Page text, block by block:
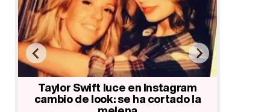
Jaime Pressly de 'Me llamo Earl' se
corta el pelo como Miley Cyrus